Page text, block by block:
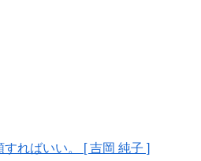
ればいい。 [ 吉岡 純子 ]